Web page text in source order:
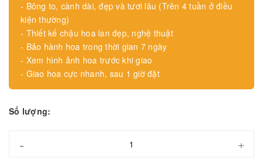
- Bông to, cành dài, đẹp và tươi lâu (Trên 4 tuần ở điều
kiện thường)
- Thiết kế chậu hoa lan đẹp, nghệ thuật
- Bảo hành hoa trong thời gian 7 ngày
- Xem hình ảnh hoa trước khi giao
- Giao hoa cực nhanh, sau 1 giờ đặt
Số lượng:
- +